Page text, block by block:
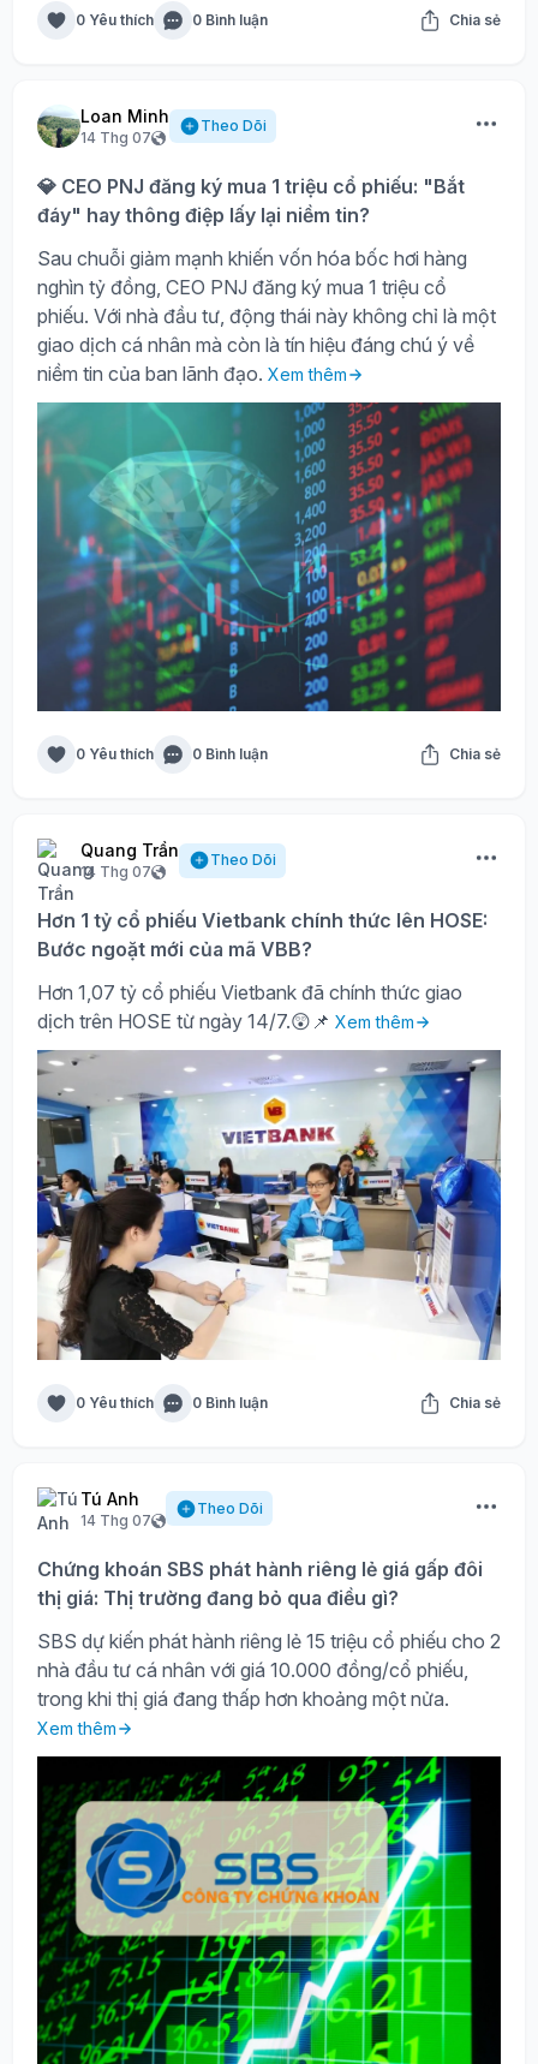
0 Yêu thích 0 Bình luận Chia sẻ
Loan Minh
14 Thg 07
Theo Dõi
💎 CEO PNJ đăng ký mua 1 triệu cổ phiếu: "Bắt
đáy" hay thông điệp lấy lại niềm tin?
Sau chuỗi giảm mạnh khiến vốn hóa bốc hơi hàng
nghìn tỷ đồng, CEO PNJ đăng ký mua 1 triệu cổ
phiếu. Với nhà đầu tư, động thái này không chỉ là một
giao dịch cá nhân mà còn là tín hiệu đáng chú ý về
niềm tin của ban lãnh đạo. Xem thêm
0 Yêu thích 0 Bình luận Chia sẻ
Quang Trần
14 Thg 07
Theo Dõi
Hơn 1 tỷ cổ phiếu Vietbank chính thức lên HOSE:
Bước ngoặt mới của mã VBB?
Hơn 1,07 tỷ cổ phiếu Vietbank đã chính thức giao
dịch trên HOSE từ ngày 14/7.😲📌 Xem thêm
0 Yêu thích 0 Bình luận Chia sẻ
Tú Anh
14 Thg 07
Theo Dõi
Chứng khoán SBS phát hành riêng lẻ giá gấp đôi
thị giá: Thị trường đang bỏ qua điều gì?
SBS dự kiến phát hành riêng lẻ 15 triệu cổ phiếu cho 2
nhà đầu tư cá nhân với giá 10.000 đồng/cổ phiếu,
trong khi thị giá đang thấp hơn khoảng một nửa.
Xem thêm